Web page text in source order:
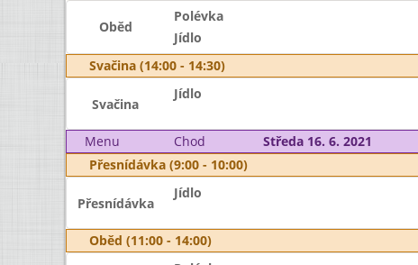
Oběd
Polévka
Jídlo
Svačina (14:00 - 14:30)
Svačina
Jídlo
Menu Chod Středa 16. 6. 2021
Přesnídávka (9:00 - 10:00)
Přesnídávka
Jídlo
Oběd (11:00 - 14:00)